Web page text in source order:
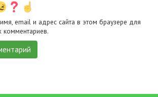
email и адрес сайта в этом браузере для